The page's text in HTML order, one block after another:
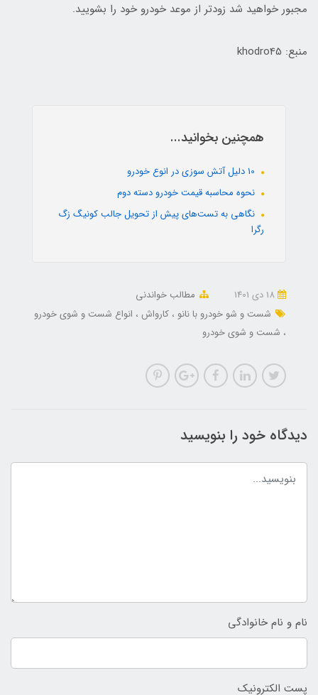
مجبور خواهید شد زودتر از موعد خودرو خود را بشویید.
منبع: khodro45
همچنین بخوانید...
نحوه محاسبه قیمت خودرو دسته دوم
نگاهی به تست‌های پیش از تحویل جالب کونیگ زگ
رگرا
مطالب خواندنی
شست و شو خودرو با نانو
کارواش
انواع شست و شوی خودرو
شست و شوی خودرو
دیدگاه خود را بنویسید
نام و نام خانوادگی
پست الکترونیک